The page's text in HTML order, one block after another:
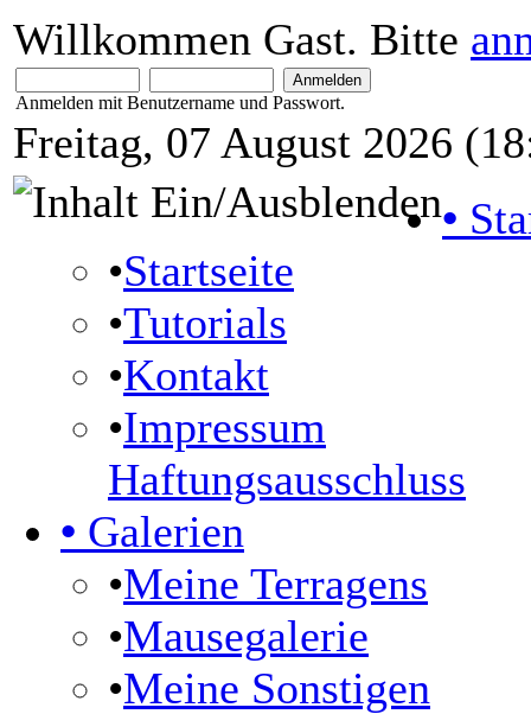
Willkommen Gast. Bitte
Anmelden mit Benutzername und Passwort.
Freitag, 07 August 2026
•
•Startseite
•Tutorials
•Kontakt
•Impressum
Haftungsausschluss
• Galerien
•Meine Terragens
•Mausegalerie
•Meine Sonstigen